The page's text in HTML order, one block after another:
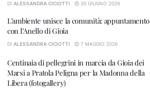
DI ALESSANDRA CICIOTTI 30 GIUGNO 2026
L’ambiente unisce la comunità: appuntamento
con l’Anello di Gioia
DI ALESSANDRA CICIOTTI 7 MAGGIO 2026
Centinaia di pellegrini in marcia da Gioia dei
Marsi a Pratola Peligna per la Madonna della
Libera (fotogallery)